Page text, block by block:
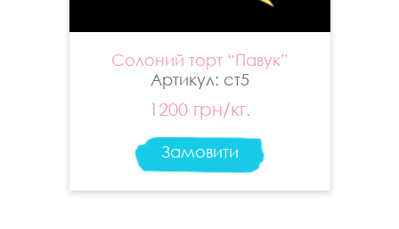
Солоний торт “Павук”
Артикул: ст5
1200 грн/кг.
Замовити